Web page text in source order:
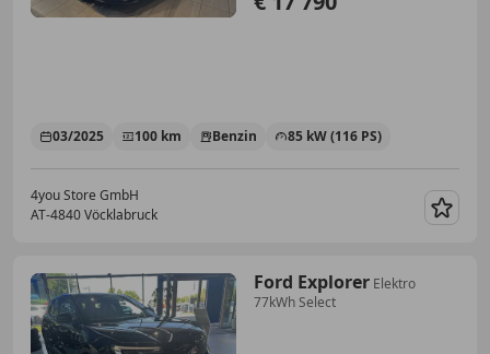
03/2025 100 km Benzin 85 kW (116 PS)
4you Store GmbH
AT-4840 Vöcklabruck
Ford Explorer Elektro
77kWh Select